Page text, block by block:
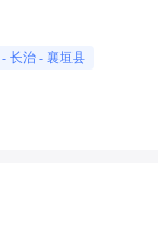
- 长治 - 襄垣县